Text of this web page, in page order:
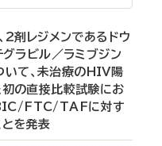
2剤レジメンであるドウ
グラビル／ラミブジン
いて、未治療のHIV陽
の直接比較試験にお
BIC/FTC/TAFに対す
を発表